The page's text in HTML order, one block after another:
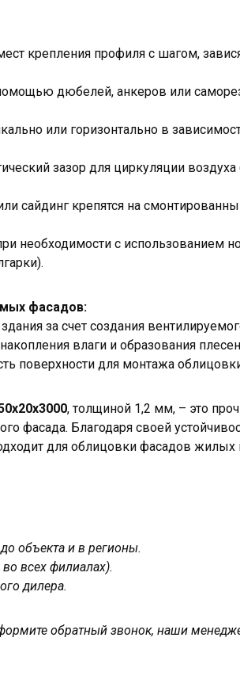
крепления профиля с шагом,
дюбелей, анкеров или
или горизонтально в
зазор для циркуляции
сайдинг крепятся на
необходимости с использованием
фасадов:
за счет создания
влаги и образования
поверхности для монтажа
, толщиной 1,2 мм, – это
фасада. Благодаря своей
для облицовки фасадов
объекта и в регионы.
всех филиалах).
дилера.
обратный звонок, наши